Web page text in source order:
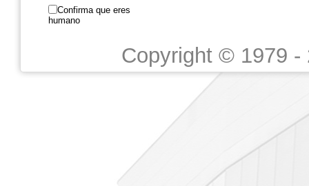
Confirma que eres
humano
Copyright © 1979 -